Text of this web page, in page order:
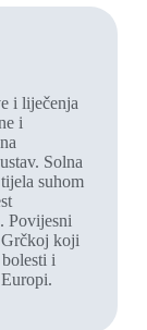
i liječenja
i
Solna
suhom
Povijesni
Grčkoj koji
i